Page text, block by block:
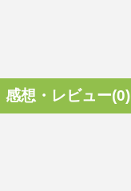
感想・レビュー(0)